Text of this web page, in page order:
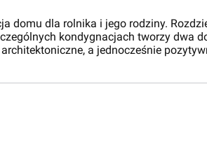
domu dla rolnika i jego rodziny.
kondygnacjach tworzy dwa
a jednocześnie